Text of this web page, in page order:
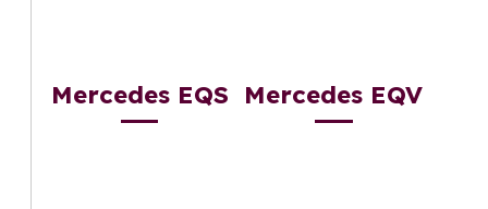
Mercedes EQS Mercedes EQV